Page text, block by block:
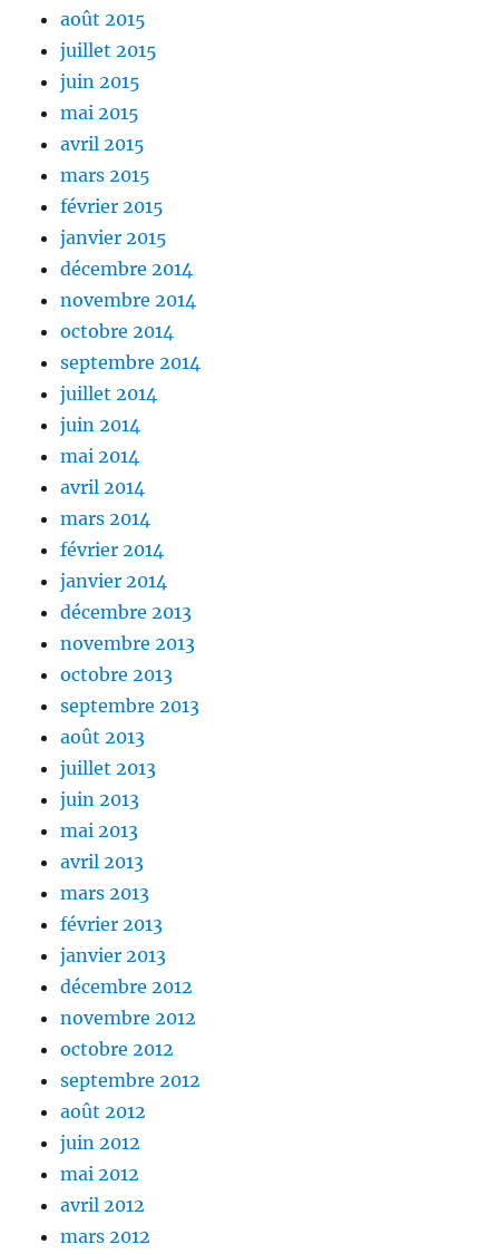
août 2015
juillet 2015
juin 2015
mai 2015
avril 2015
mars 2015
février 2015
janvier 2015
décembre 2014
novembre 2014
octobre 2014
septembre 2014
juillet 2014
juin 2014
mai 2014
avril 2014
mars 2014
février 2014
janvier 2014
décembre 2013
novembre 2013
octobre 2013
septembre 2013
août 2013
juillet 2013
juin 2013
mai 2013
avril 2013
mars 2013
février 2013
janvier 2013
décembre 2012
novembre 2012
octobre 2012
septembre 2012
août 2012
juin 2012
mai 2012
avril 2012
mars 2012